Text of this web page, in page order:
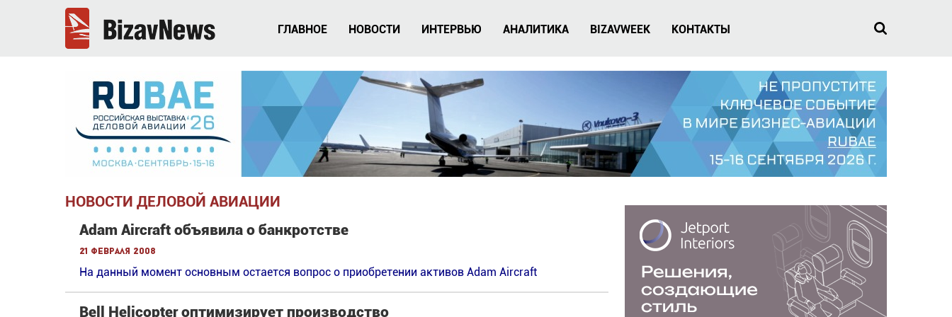
ГЛАВНОЕ НОВОСТИ ИНТЕРВЬЮ АНАЛИТИКА BIZAVWEEK КОНТАКТЫ
НОВОСТИ ДЕЛОВОЙ АВИАЦИИ
Adam Aircraft объявила о банкротстве
21 февраля 2008
На данный момент основным остается вопрос о приобретении активов Adam Aircraft
Bell Helicopter оптимизирует производство